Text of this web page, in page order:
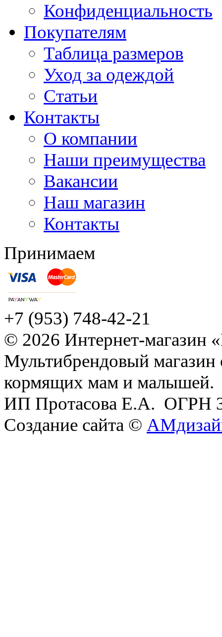
Конфиденциальность
Покупателям
Таблица размеров
Уход за одеждой
Статьи
Контакты
О компании
Наши преимущества
Вакансии
Наш магазин
Контакты
Принимаем
+7 (953) 748-42-21
© 2026 Интернет-магазин
Мультибрендовый
кормящих мам и малышей.
ИП Протасова Е.А. ОГРН
Создание сайта ©